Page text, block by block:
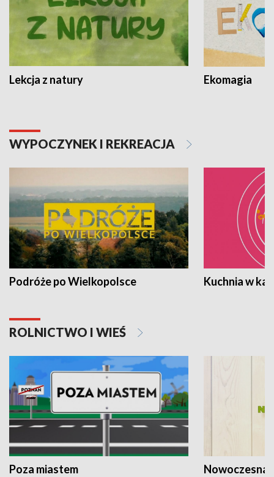
Lekcja z natury Ekomagia
WYPOCZYNEK I REKREACJA
Podróże po Wielkopolsce Kuchnia w
ROLNICTWO I WIEŚ
Poza miastem Nowoczesna